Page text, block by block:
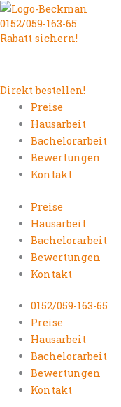
Zum
Inhalt
springen
0152/059-163-65
Rabatt sichern!
Direkt bestellen!
Preise
Hausarbeit
Bachelorarbeit
Bewertungen
Kontakt
Preise
Hausarbeit
Bachelorarbeit
Bewertungen
Kontakt
0152/059-163-65
Preise
Hausarbeit
Bachelorarbeit
Bewertungen
Kontakt